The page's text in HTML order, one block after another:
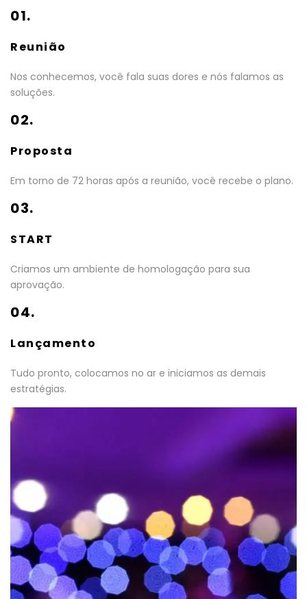
01.
Reunião
Nos conhecemos, você fala suas dores e nós falamos as
soluções.
02.
Proposta
Em torno de 72 horas após a reunião, você recebe o plano.
03.
START
Criamos um ambiente de homologação para sua
aprovação.
04.
Lançamento
Tudo pronto, colocamos no ar e iniciamos as demais
estratégias.